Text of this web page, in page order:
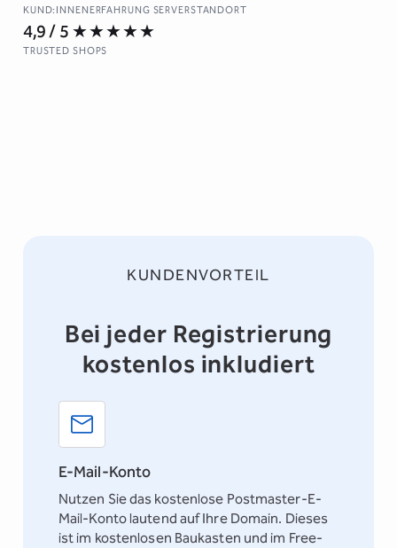
↵ Neue Zeile · ⌘↵ / Ctrl+↵ oder Schaltfläche zum Suchen
KUND:INNENERFAHRUNG SERVERSTANDORT
4,9 / 5 ★★★★★
TRUSTED SHOPS
KUNDENVORTEIL
Bei jeder Registrierung
kostenlos inkludiert
E-Mail-Konto
Nutzen Sie das kostenlose Postmaster-E-
Mail-Kontolautend auf Ihre Domain. Dieses
ist im kostenlosen Baukasten und im Free-